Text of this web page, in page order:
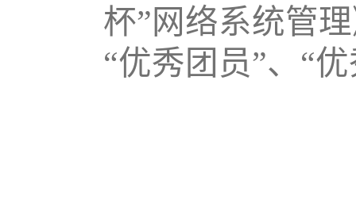
杯”网络系统管
“优秀团员”、“